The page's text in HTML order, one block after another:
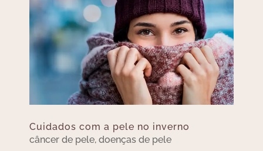
Cuidados com a pele no inverno
câncer de pele, doenças de pele